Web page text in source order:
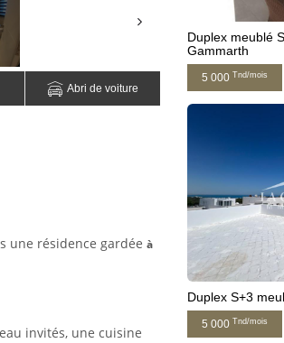
Abri de voiture
une résidence gardée à
invités, une cuisine
Duplex meublé
Gammarth
5 000 Tnd/mois
Duplex S+3
5 000 Tnd/mois